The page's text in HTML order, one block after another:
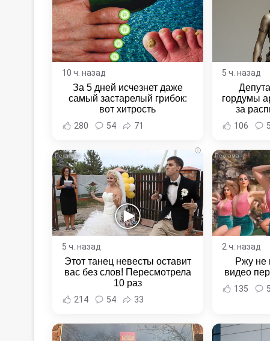
10 ч. назад
За 5 дней исчезнет даже
самый застарелый грибок:
вот хитрость
280 54 71
5 ч. назад
гордумы
за
106
i
5 ч. назад
Этот танец невесты оставит
вас без слов! Пересмотрела
10 раз
214 54 33
2 ч. назад
Ржу не
видео
135